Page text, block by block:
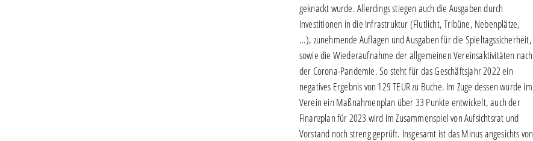
geknackt wurde. Allerdings stiegen auch die Ausgaben durch
Investitionen in die Infrastruktur (Flutlicht, Tribüne, Nebenplätze,
…), zunehmende Auflagen und Ausgaben für die Spieltagssicherheit,
sowie die Wiederaufnahme der allgemeinen Vereinsaktivitäten nach
der Corona-Pandemie. So steht für das Geschäftsjahr 2022 ein
negatives Ergebnis von 129 TEUR zu Buche. Im Zuge dessen wurde im
Verein ein Maßnahmenplan über 33 Punkte entwickelt, auch der
Finanzplan für 2023 wird im Zusammenspiel von Aufsichtsrat und
Vorstand noch streng geprüft. Insgesamt ist das Minus angesichts von